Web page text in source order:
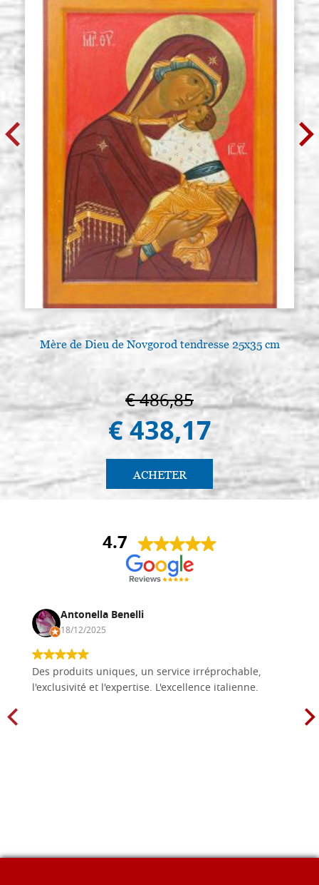
Mère de Dieu de Novgorod tendresse 25x35 cm
€ 486,85
€ 438,17
ACHETER
4.7
Antonella Benelli
18/12/2025
Des produits uniques, un service irréprochable,
l'exclusivité et l'expertise. L'excellence italienne.